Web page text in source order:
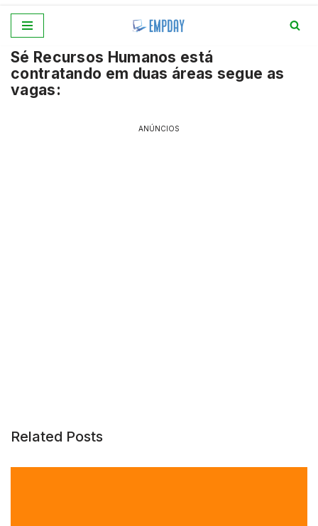
para
o
conteúdo
Sé Recursos Humanos está
contratando em duas áreas segue as
vagas:
ANÚNCIOS
Related Posts